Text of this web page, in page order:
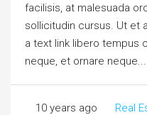
facilisis, at malesuada
sollicitudin cursus. Ut et
a text link libero tempus
neque, et ornare neque...
10 years ago Real